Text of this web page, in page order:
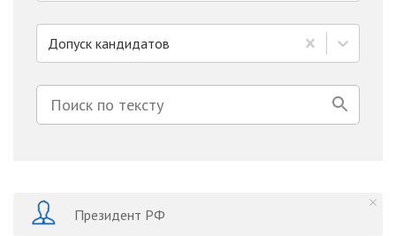
Допуск кандидатов
Президент РФ